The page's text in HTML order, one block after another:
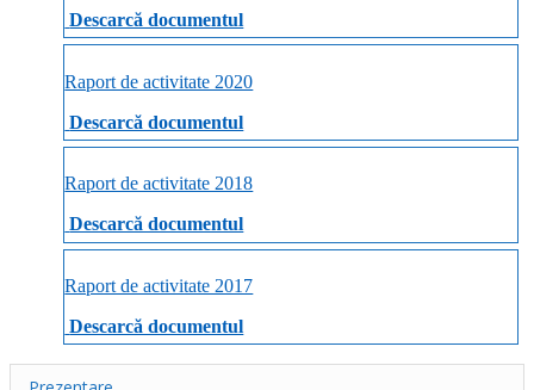
Descarcă documentul
Raport de activitate 2020
Descarcă documentul
Raport de activitate 2018
Descarcă documentul
Raport de activitate 2017
Descarcă documentul